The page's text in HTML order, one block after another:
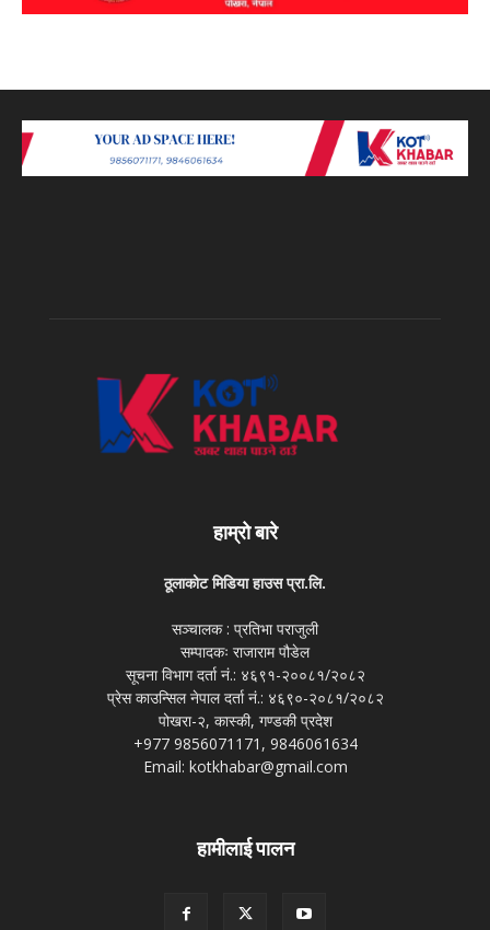
हाम्रो बारे
ठूलाकोट मिडिया हाउस प्रा.लि.
सञ्चालक : प्रतिभा पराजुली
सम्पादकः राजाराम पौडेल
सूचना विभाग दर्ता नं.: ४६९१-२००८१/२०८२
प्रेस काउन्सिल नेपाल दर्ता नं.: ४६९०-२०८१/२०८२
पोखरा-२, कास्की, गण्डकी प्रदेश
+977 9856071171, 9846061634
Email: kotkhabar@gmail.com
हामीलाई पालन